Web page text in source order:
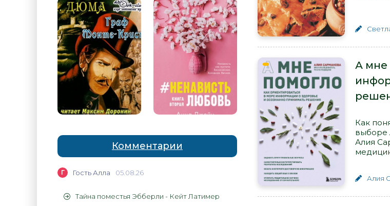
Комментарии
Г Гость Алла 05.08.26
Тайна поместья Эбберли - Кейт Латимер
А мне
Как
выборе
Алия
Алия